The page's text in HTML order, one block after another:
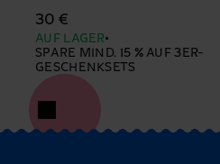
30 €
AUF LAGER
SPARE MIND. 15 % AUF 3ER-
GESCHENKSETS